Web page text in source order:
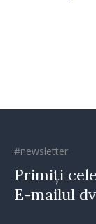
#newsletter
Primiți
E-mailul